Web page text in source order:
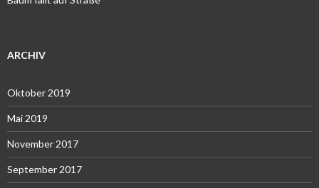
ARCHIV
Oktober 2019
Mai 2019
November 2017
September 2017